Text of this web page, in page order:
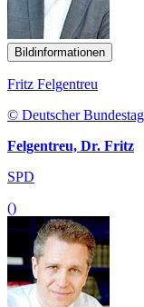
Bildinformationen
Fritz Felgentreu
© Deutscher
Felgentreu, Dr. Fritz
SPD
()